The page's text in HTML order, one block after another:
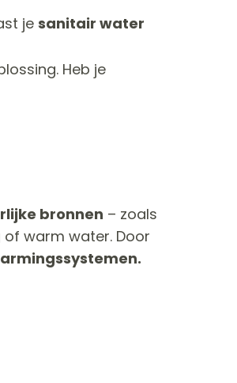
je sanitair water
Heb je
bronnen – zoals
warm water. Door